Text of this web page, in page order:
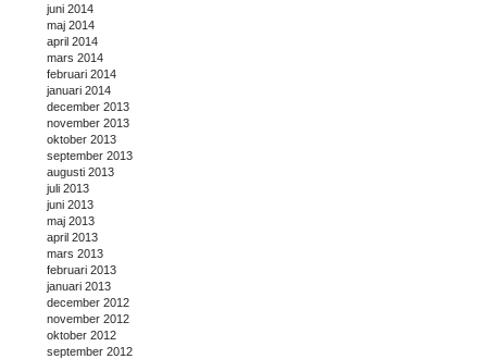
juni 2014
maj 2014
april 2014
mars 2014
februari 2014
januari 2014
december 2013
november 2013
oktober 2013
september 2013
augusti 2013
juli 2013
juni 2013
maj 2013
april 2013
mars 2013
februari 2013
januari 2013
december 2012
november 2012
oktober 2012
september 2012